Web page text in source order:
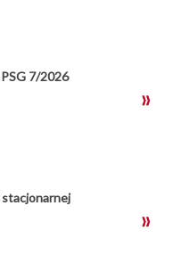
7/2026